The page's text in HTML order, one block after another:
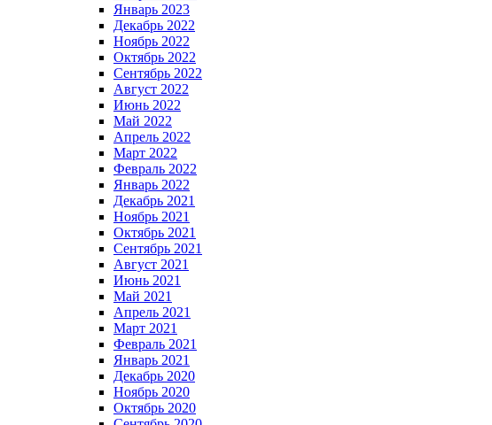
Январь 2023
Декабрь 2022
Ноябрь 2022
Октябрь 2022
Сентябрь 2022
Август 2022
Июнь 2022
Май 2022
Апрель 2022
Март 2022
Февраль 2022
Январь 2022
Декабрь 2021
Ноябрь 2021
Октябрь 2021
Сентябрь 2021
Август 2021
Июнь 2021
Май 2021
Апрель 2021
Март 2021
Февраль 2021
Январь 2021
Декабрь 2020
Ноябрь 2020
Октябрь 2020